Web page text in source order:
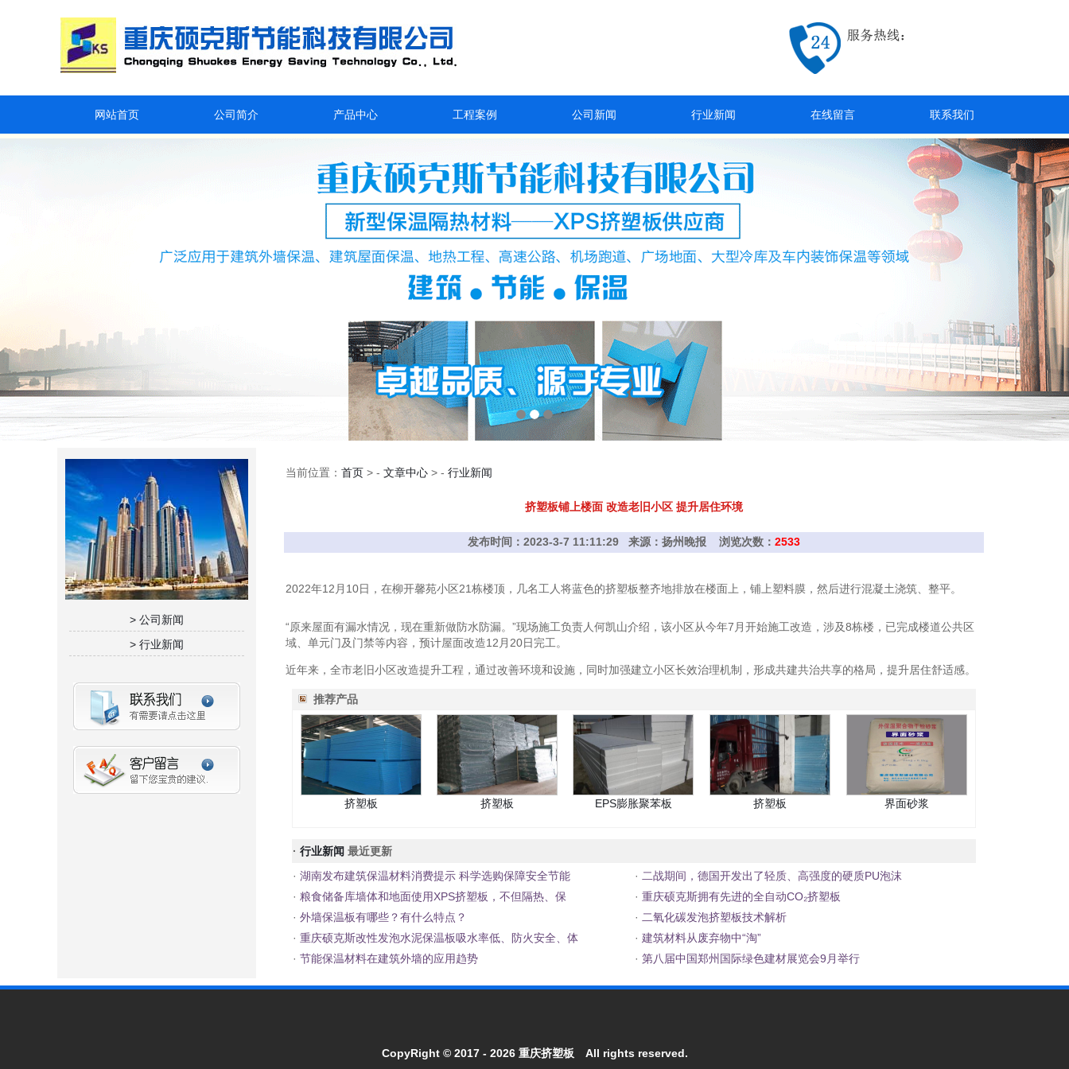
网站首页 公司简介 产品中心 工程案例 公司新闻 行业新闻 在线留言 联系我们
> 公司新闻
> 行业新闻
当前位置： 首页 > - 文章中心 > - 行业新闻
挤塑板铺上楼面 改造老旧小区 提升居住环境
发布时间：2023-3-7 11:11:29 来源：扬州晚报 浏览次数： 2533
2022年12月10日，在柳开馨苑小区21栋楼顶，几名工人将蓝色的挤塑板整齐地排放在楼面上，铺上塑料膜，然后进行混凝土浇筑、整平。
“原来屋面有漏水情况，现在重新做防水防漏。”现场施工负责人何凯山介绍，该小区从今年7月开始施工改造，涉及8栋楼，已完成楼道公共区
域、单元门及门禁等内容，预计屋面改造12月20日完工。
近年来，全市老旧小区改造提升工程，通过改善环境和设施，同时加强建立小区长效治理机制，形成共建共治共享的格局，提升居住舒适感。
推荐产品
挤塑板 挤塑板 EPS膨胀聚苯板 挤塑板 界面砂浆
· 行业新闻 最近更新
· 湖南发布建筑保温材料消费提示 科学选购保障安全节能 · 二战期间，德国开发出了轻质、高强度的硬质PU泡沫
· 粮食储备库墙体和地面使用XPS挤塑板，不但隔热、保 · 重庆硕克斯拥有先进的全自动CO₂挤塑板
· 外墙保温板有哪些？有什么特点？ · 二氧化碳发泡挤塑板技术解析
· 重庆硕克斯改性发泡水泥保温板吸水率低、防火安全、体 · 建筑材料从废弃物中“淘”
· 节能保温材料在建筑外墙的应用趋势 · 第八届中国郑州国际绿色建材展览会9月举行
CopyRight © 2017 - 2026 重庆挤塑板 All rights reserved.